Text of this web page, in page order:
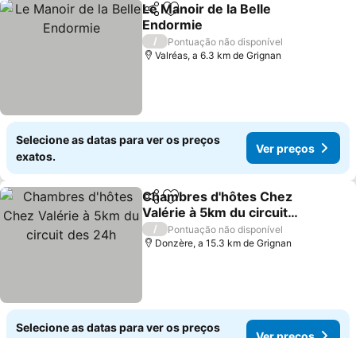
PartilharAdicionar aos favoritos
Le Manoir de la Belle
Endormie
Ver preços
/
Pontuação não disponível
Valréas, a 6.3 km de Grignan
Selecione as datas para ver os preços
exatos.
Ver preços
PartilharAdicionar aos favoritos
Chambres d'hôtes Chez
Valérie à 5km du circuit
des 24h
Ver preços
/
Pontuação não disponível
Donzère, a 15.3 km de Grignan
Selecione as datas para ver os preços